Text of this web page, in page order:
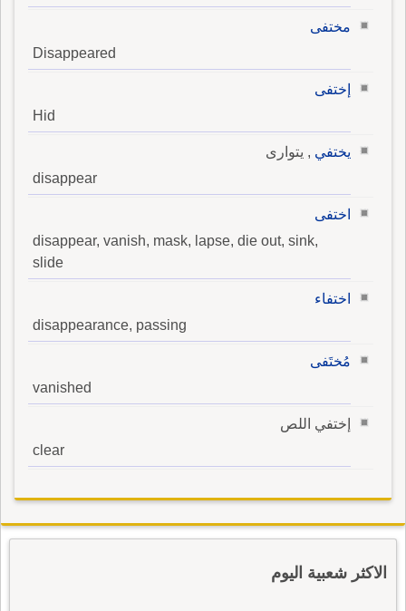
مختفى
Disappeared
إختفى
Hid
يختفي , يتوارى
disappear
اختفى
disappear, vanish, mask, lapse, die out, sink,
slide
اختفاء
disappearance, passing
مُختَفى
vanished
إختفي اللص
clear
الاكثر شعبية اليوم